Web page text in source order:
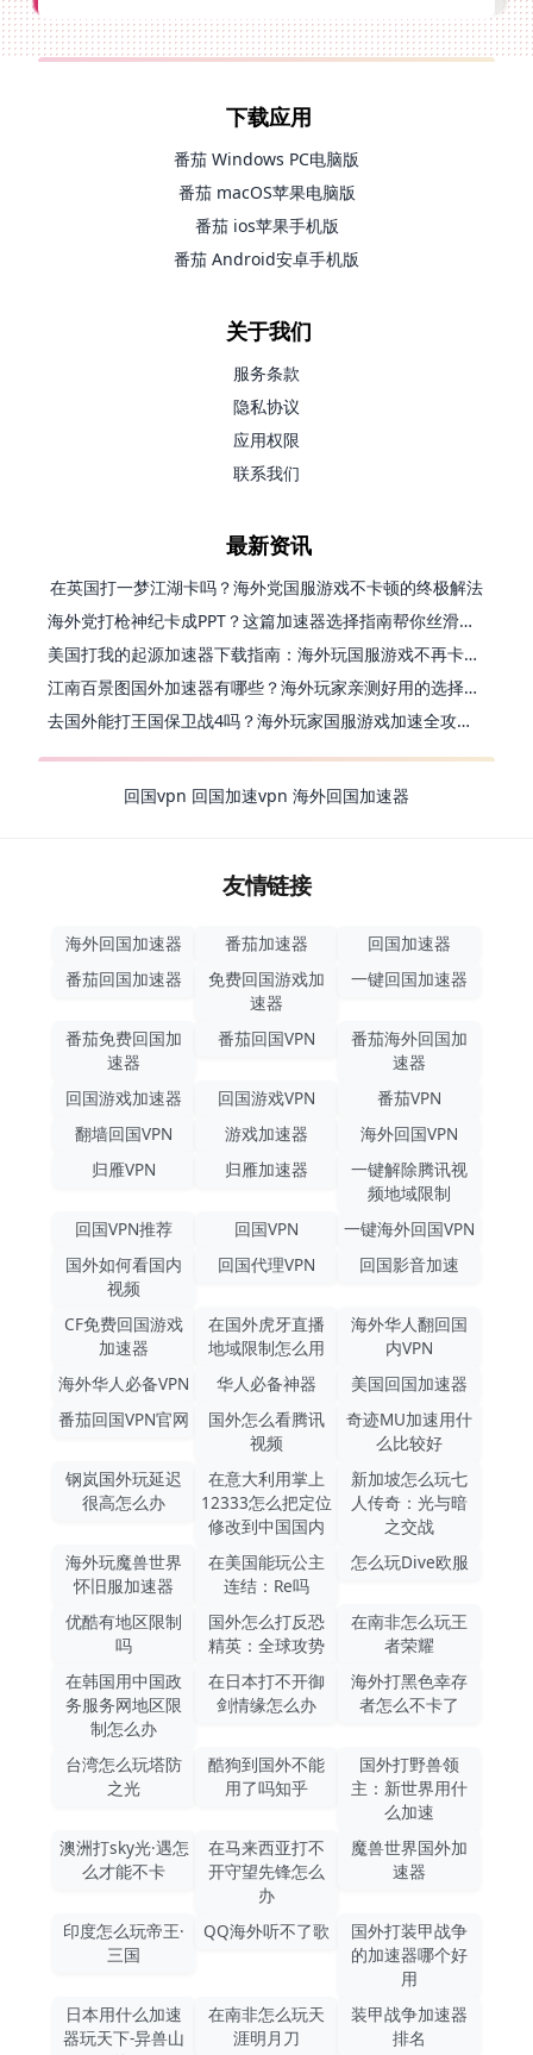
下载应用
番茄 Windows PC电脑版
番茄 macOS苹果电脑版
番茄 ios苹果手机版
番茄 Android安卓手机版
关于我们
服务条款
隐私协议
应用权限
联系我们
最新资讯
在英国打一梦江湖卡吗？海外党国服游戏不卡顿的终极解法
海外党打枪神纪卡成PPT？这篇加速器选择指南帮你丝滑上分
美国打我的起源加速器下载指南：海外玩国服游戏不再卡的终极方案
江南百景图国外加速器有哪些？海外玩家亲测好用的选择与避坑指南
去国外能打王国保卫战4吗？海外玩家国服游戏加速全攻略（附公主连结幻想江湖实测）
回国vpn 回国加速vpn 海外回国加速器
友情链接
海外回国加速器 番茄加速器
回国加速器
番茄回国加速器
免费回国游戏加
速器
一键回国加速器
番茄免费回国加
速器
番茄回国VPN
番茄海外回国加
速器
回国游戏加速器
回国游戏VPN
番茄VPN
翻墙回国VPN
游戏加速器
海外回国VPN
归雁VPN
归雁加速器
一键解除腾讯视
频地域限制
回国VPN推荐
回国VPN
一键海外回国VPN
国外如何看国内
视频
回国代理VPN 回国影音加速
CF免费回国游戏
加速器
在国外虎牙直播
地域限制怎么用
海外华人翻回国
内VPN
海外华人必备VPN
华人必备神器
美国回国加速器
番茄回国VPN官网
国外怎么看腾讯
视频
奇迹MU加速用什
么比较好
钢岚国外玩延迟
很高怎么办
在意大利用掌上
12333怎么把定位
修改到中国国内
新加坡怎么玩七
人传奇：光与暗
之交战
海外玩魔兽世界
怀旧服加速器
在美国能玩公主
连结：Re吗
怎么玩Dive欧服
优酷有地区限制
吗
国外怎么打反恐
精英：全球攻势
在南非怎么玩王
者荣耀
在韩国用中国政
务服务网地区限
制怎么办
在日本打不开御
剑情缘怎么办
海外打黑色幸存
者怎么不卡了
台湾怎么玩塔防
之光
酷狗到国外不能
用了吗知乎
国外打野兽领
主：新世界用什
么加速
澳洲打sky光·遇怎
么才能不卡
在马来西亚打不
开守望先锋怎么
办
魔兽世界国外加
速器
印度怎么玩帝王·
三国
QQ海外听不了歌
国外打装甲战争
的加速器哪个好
用
日本用什么加速
器玩天下-异兽山
在南非怎么玩天
涯明月刀
装甲战争加速器
排名